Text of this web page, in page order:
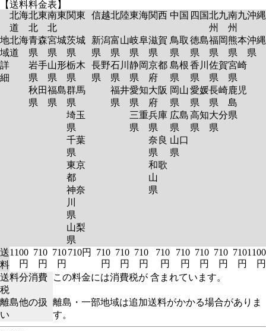
【送料料金表】
北海
道
北東
北
南東
北
関東 信越北陸東海関西 中国 四国北九
州
南九
州
沖縄
地
域
詳
細
北海
道
青森
県
岩手
県
秋田
県
宮城
県
山形
県
福島
県
茨城
県
栃木
県
群馬
県
埼玉
県
千葉
県
東京
都
神奈
川
県
山梨
県
新潟
県
長野
県
富山
県
石川
県
福井
県
岐阜
県
静岡
県
愛知
県
三重
県
滋賀
県
京都
府
大阪
府
兵庫
県
奈良
県
和歌
山
県
鳥取
県
島根
県
岡山
県
広島
県
山口
県
徳島
県
香川
県
愛媛
県
高知
県
福岡
県
佐賀
県
長崎
県
大分
県
熊本
県
宮崎
県
鹿児
島
県
沖縄
県
送
料
1100
円
710
円
710
円
710円
710
円
710
円
710
円
710
円
710
円
710
円
710
円
710
円
1100
円
送料分消費
税
この料金には消費税が 含まれています。
離島他の扱
い
離島・一部地域は追加送料がかかる場合がありま
す。